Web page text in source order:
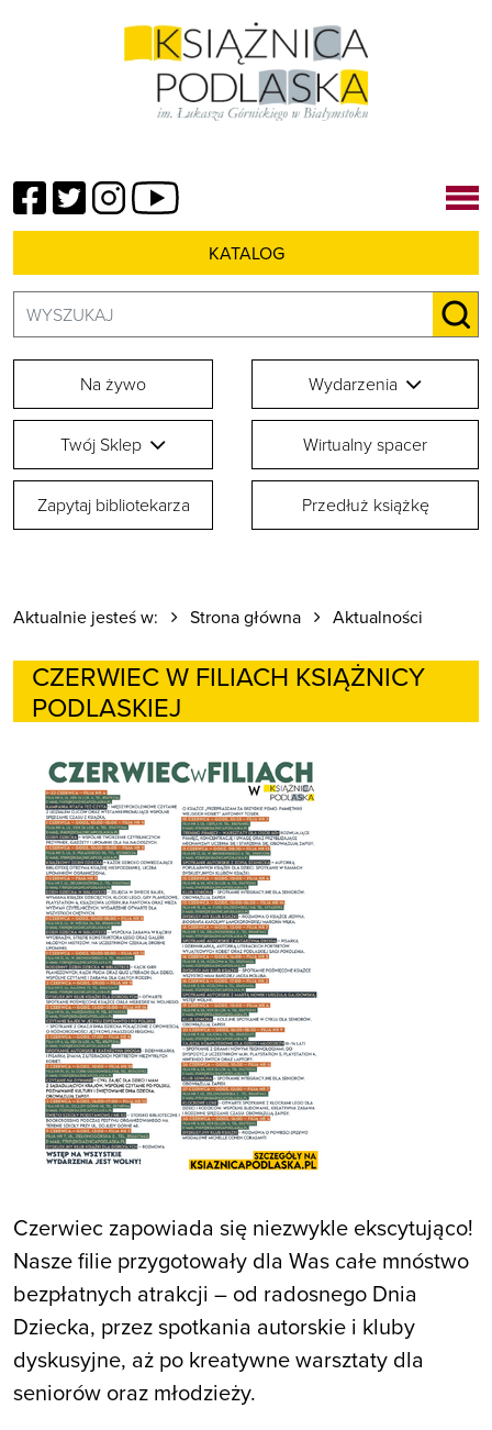
KATALOG
Facebook
TwitterInstagram
YouTube
Na żywo Wydarzenia
Twój Sklep Wirtualny spacer
Zapytaj bibliotekarza Przedłuż książkę
Aktualnie jesteś w: Strona główna Aktualności
CZERWIEC W FILIACH KSIĄŻNICY
PODLASKIEJ
Czerwiec zapowiada się niezwykle ekscytująco!
Nasze filie przygotowały dla Was całe mnóstwo
bezpłatnych atrakcji – od radosnego Dnia
Dziecka, przez spotkania autorskie i kluby
dyskusyjne, aż po kreatywne warsztaty dla
seniorów oraz młodzieży.